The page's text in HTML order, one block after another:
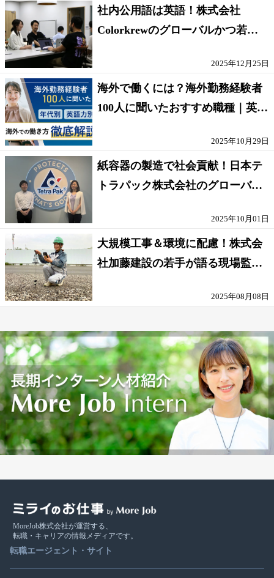
社内公用語は英語！株式会社
Colorkrewのグローバルかつ若手
2025年12月25日
海外で働くには？海外勤務経験者
100人に聞いたおすすめ職種｜英語
2025年10月29日
紙容器の製造で社会貢献！日本テ
トラパック株式会社のグローバル
2025年10月01日
大規模工事＆環境に配慮！株式会
社加藤建設の若手が語る現場監督
2025年08月08日
MoreJob株式会社が運営する、
転職・キャリアの情報メディアです。
転職エージェント・サイト